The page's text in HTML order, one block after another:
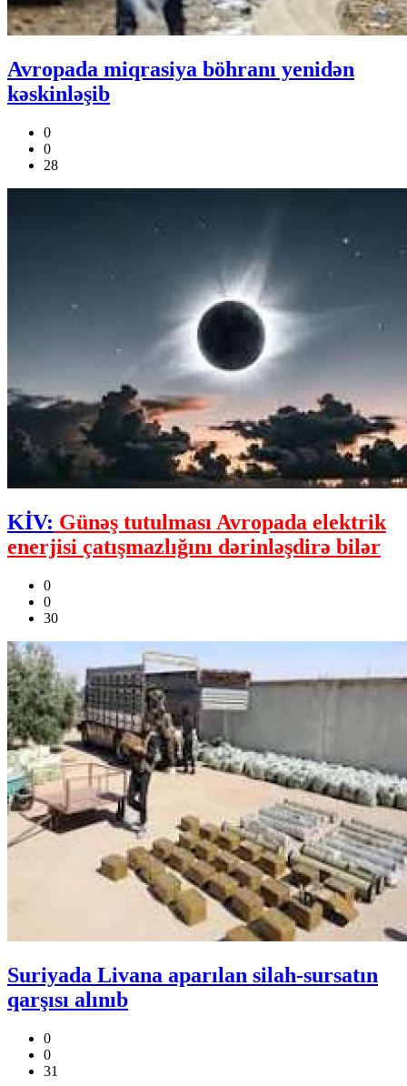
Avropada miqrasiya böhranı yenidən
kəskinləşib
0
0
28
KİV: Günəş tutulması Avropada elektrik
enerjisi çatışmazlığını dərinləşdirə bilər
0
0
30
Suriyada Livana aparılan silah-sursatın
qarşısı alınıb
0
0
31